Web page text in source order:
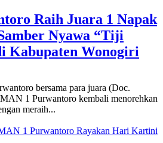
Raih Juara 1 Napak
Nyawa “Tiji
Kabupaten Wonogiri
bersama para juara (Doc.
1 Purwantoro kembali menorehkan
meraih...